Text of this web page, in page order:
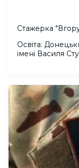
Стажерка
Освіта:
імені Василя